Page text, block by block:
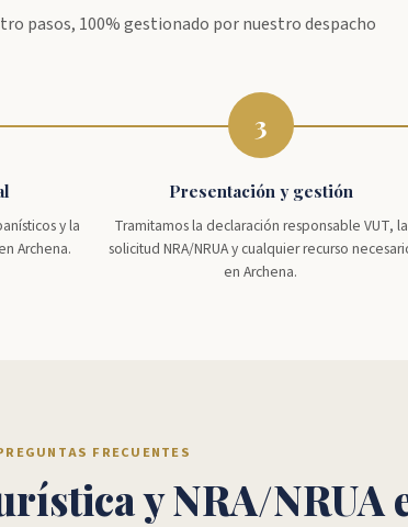
pasos, 100% gestionado por nuestro despacho
y la
Archena.
3
Presentación y gestión
Tramitamos la declaración responsable VUT, la
solicitud NRA/NRUA y cualquier recurso
en Archena.
FRECUENTES
y NRA/NRUA